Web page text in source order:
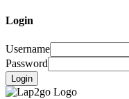
Login
Username
Password
Login